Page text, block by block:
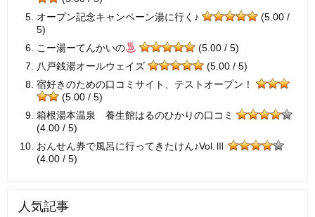
オープン記念キャンペーン湯に行く♪
(5.00 /
5)
こー湯ーてんかいの
(5.00 / 5)
八戸銭湯オールウェイズ
(5.00 / 5)
宿好きのための口コミサイト、テストオープン！
(5.00 / 5)
箱根湯本温泉 養生館はるのひかりの口コミ
(4.00 / 5)
おんせん券で風呂に行ってきたけん♪Vol.Ⅲ
(4.00 / 5)
人気記事